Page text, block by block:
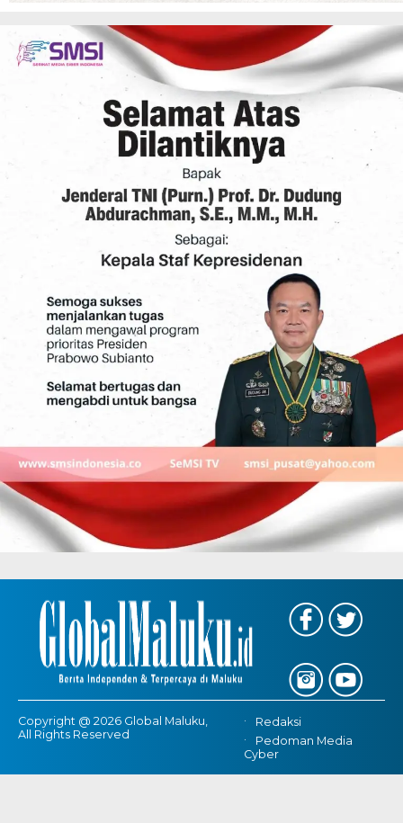
Copyright @ 2026 Global Maluku,
All Rights Reserved
Redaksi
Pedoman Media
Cyber